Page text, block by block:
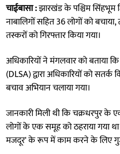
चाईबासा :झारखंड के पश्चिम
नाबालिगों सहित 36 लोगों को
तस्करों को गिरफ्तार किया गया।
अधिकारियों ने मंगलवार को बताया
(DLSA) द्वारा अधिकारियों को
बचाव अभियान चलाया गया।
जानकारी मिली थी कि चक्रधरपुर के
लोगों के एक समूह को ठहराया गया
मजदूर' के रूप में काम करने के लिए